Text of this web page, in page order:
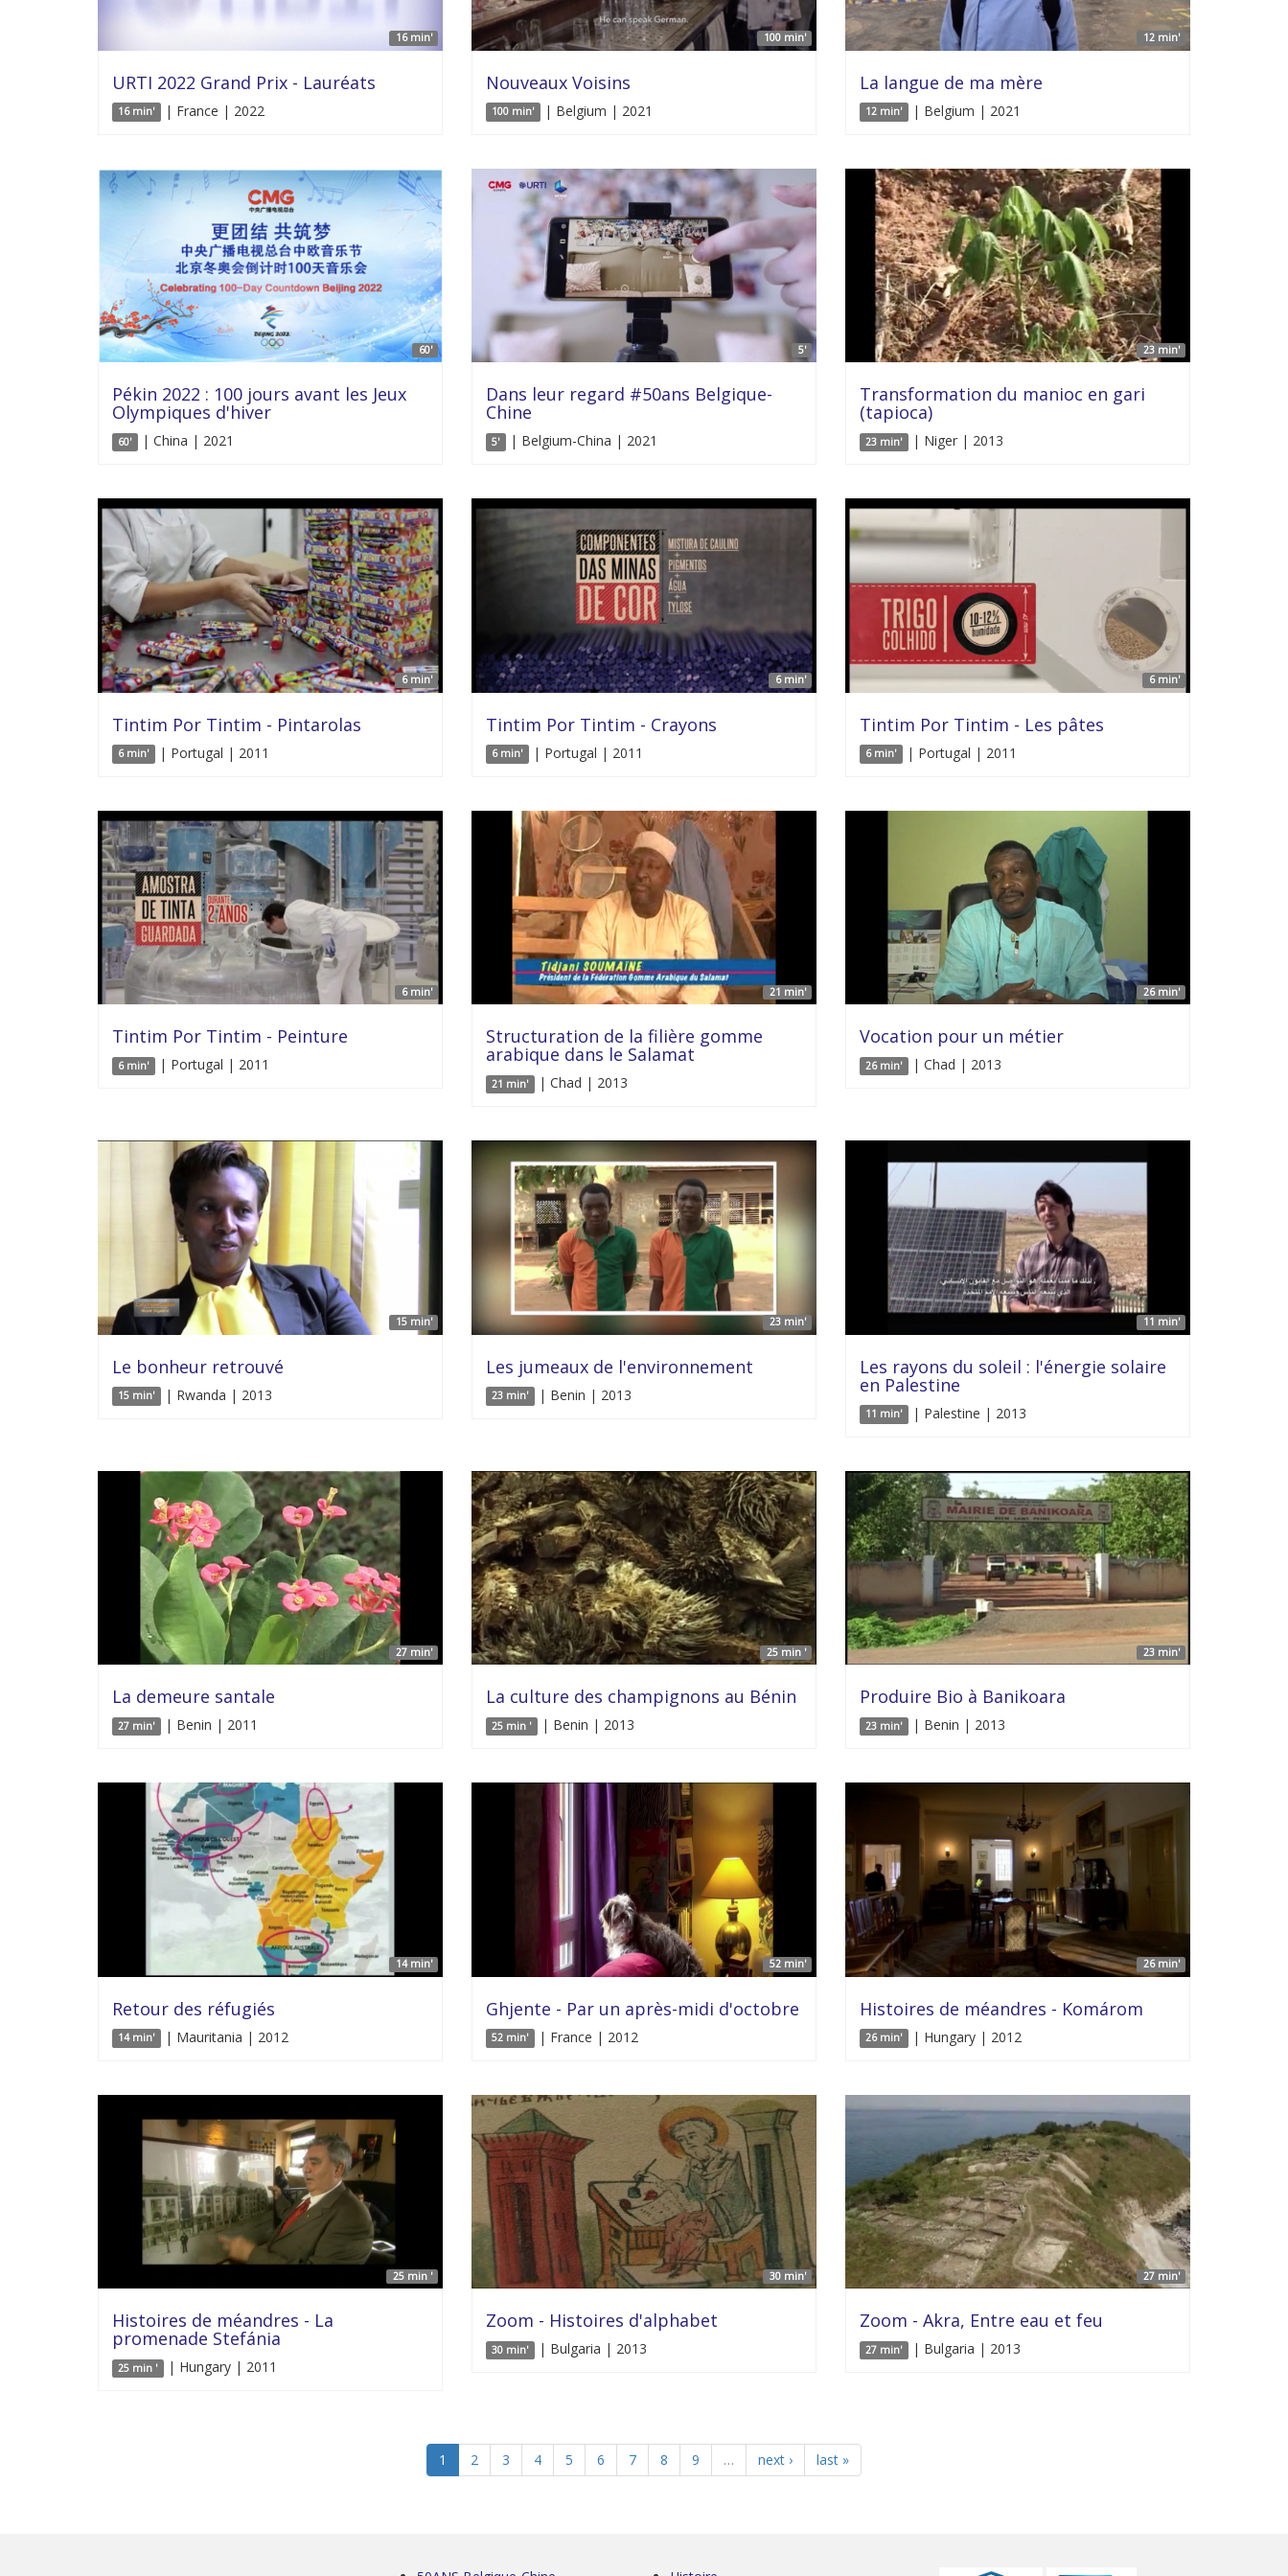
16 min'
URTI 2022 Grand Prix - Lauréats
16 min' | France | 2022
100 min'
Nouveaux Voisins
100 min' | Belgium | 2021
12 min'
La langue de ma mère
12 min' | Belgium | 2021
60'
Pékin 2022 : 100 jours avant les Jeux
Olympiques d'hiver
60' | China | 2021
5'
Dans leur regard #50ans Belgique-
Chine
5' | Belgium-China | 2021
23 min'
Transformation du manioc en gari
(tapioca)
23 min' | Niger | 2013
6 min'
Tintim Por Tintim - Pintarolas
6 min' | Portugal | 2011
6 min'
Tintim Por Tintim - Crayons
6 min' | Portugal | 2011
6 min'
Tintim Por Tintim - Les pâtes
6 min' | Portugal | 2011
6 min'
Tintim Por Tintim - Peinture
6 min' | Portugal | 2011
21 min'
Structuration de la filière gomme
arabique dans le Salamat
21 min' | Chad | 2013
26 min'
Vocation pour un métier
26 min' | Chad | 2013
15 min'
Le bonheur retrouvé
15 min' | Rwanda | 2013
23 min'
Les jumeaux de l'environnement
23 min' | Benin | 2013
11 min'
Les rayons du soleil : l'énergie solaire
en Palestine
11 min' | Palestine | 2013
27 min'
La demeure santale
27 min' | Benin | 2011
25 min '
La culture des champignons au Bénin
25 min ' | Benin | 2013
23 min'
Produire Bio à Banikoara
23 min' | Benin | 2013
14 min'
Retour des réfugiés
14 min' | Mauritania | 2012
52 min'
Ghjente - Par un après-midi d'octobre
52 min' | France | 2012
26 min'
Histoires de méandres - Komárom
26 min' | Hungary | 2012
25 min '
Histoires de méandres - La
promenade Stefánia
25 min ' | Hungary | 2011
30 min'
Zoom - Histoires d'alphabet
30 min' | Bulgaria | 2013
27 min'
Zoom - Akra, Entre eau et feu
27 min' | Bulgaria | 2013
1 2 3 4 5 6 7 8 9 … next › last »